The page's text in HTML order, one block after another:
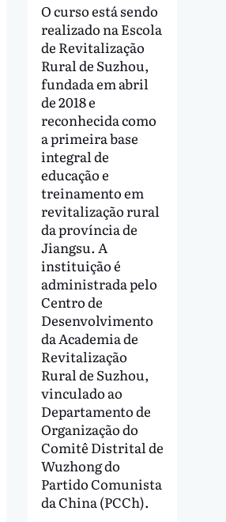
O curso está sendo
realizado na Escola
de Revitalização
Rural de Suzhou,
fundada em abril
de 2018 e
reconhecida como
a primeira base
integral de
educação e
treinamento em
revitalização rural
da província de
Jiangsu. A
instituição é
administrada pelo
Centro de
Desenvolvimento
da Academia de
Revitalização
Rural de Suzhou,
vinculado ao
Departamento de
Organização do
Comitê Distrital de
Wuzhong do
Partido Comunista
da China (PCCh).